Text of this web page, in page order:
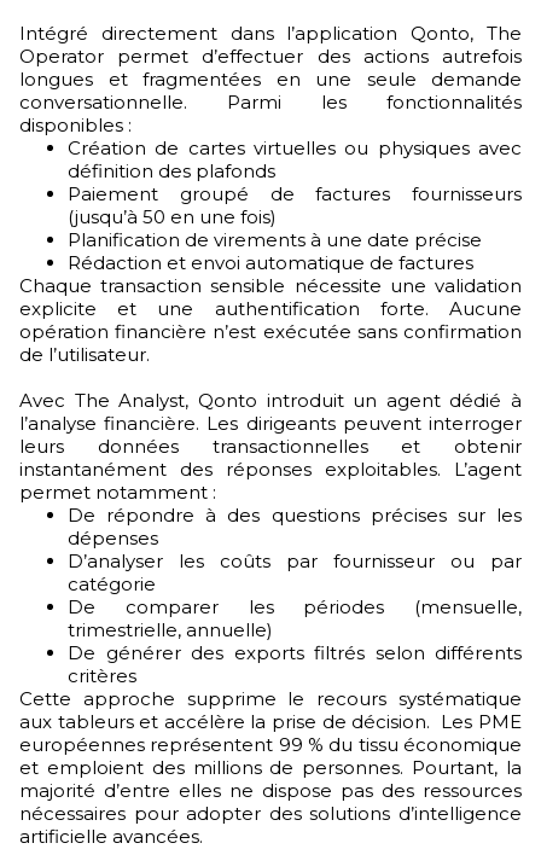
Intégré directement dans l’application Qonto, The
Operator permet d’effectuer des actions autrefois
longues et fragmentées en une seule demande
conversationnelle. Parmi les fonctionnalités
disponibles :
Création de cartes virtuelles ou physiques avec
définition des plafonds
Paiement groupé de factures fournisseurs
(jusqu’à 50 en une fois)
Planification de virements à une date précise
Rédaction et envoi automatique de factures
Chaque transaction sensible nécessite une validation
explicite et une authentification forte. Aucune
opération financière n’est exécutée sans confirmation
de l’utilisateur.
Avec The Analyst, Qonto introduit un agent dédié à
l’analyse financière. Les dirigeants peuvent interroger
leurs données transactionnelles et obtenir
instantanément des réponses exploitables. L’agent
permet notamment :
De répondre à des questions précises sur les
dépenses
D’analyser les coûts par fournisseur ou par
catégorie
De comparer les périodes (mensuelle,
trimestrielle, annuelle)
De générer des exports filtrés selon différents
critères
Cette approche supprime le recours systématique
aux tableurs et accélère la prise de décision. Les PME
européennes représentent 99 % du tissu économique
et emploient des millions de personnes. Pourtant, la
majorité d’entre elles ne dispose pas des ressources
nécessaires pour adopter des solutions d’intelligence
artificielle avancées.